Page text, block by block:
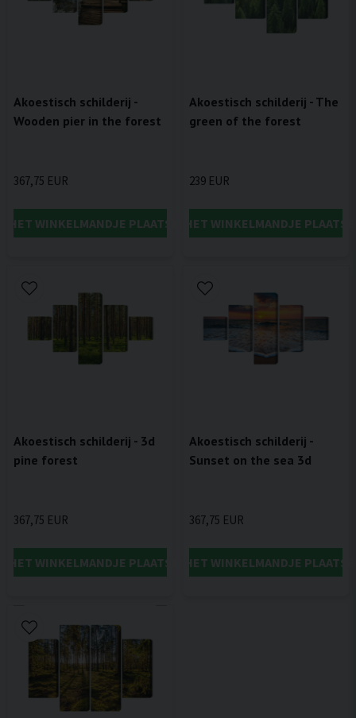
Akoestisch schilderij -
Wooden pier in the forest
367,75 EUR
HET WINKELMANDJE PLAATSEN
Akoestisch schilderij - The
green of the forest
239 EUR
IN HET WINKELMANDJE
Akoestisch schilderij - 3d
pine forest
367,75 EUR
HET WINKELMANDJE PLAATSEN
Akoestisch schilderij -
Sunset on the sea 3d
367,75 EUR
IN HET WINKELMANDJE